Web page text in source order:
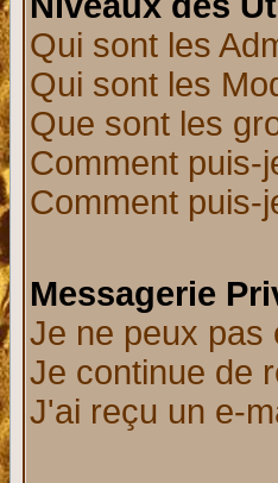
Qui sont les
Qui sont les
Que sont les
Comment puis-
Comment puis-
Messagerie
Je ne peux pas
Je continue de
J'ai reçu un e-